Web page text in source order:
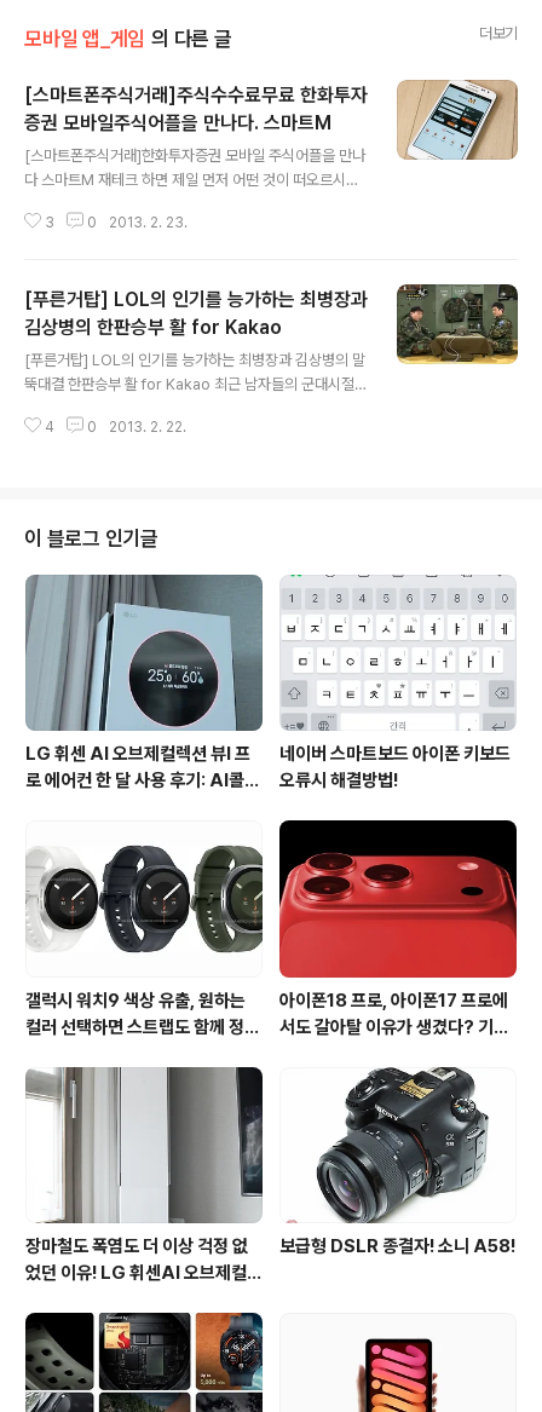
모바일 앱_게임 의 다른 글 더보기
[스마트폰주식거래]주식수수료무료 한화투자
증권 모바일주식어플을 만나다. 스마트M
[스마트폰주식거래]한화투자증권 모바일 주식어플을 만나
다 스마트M 재테크 하면 제일 먼저 어떤 것이 떠오르시나
주식이 아닐까 합니다. 기존에는 적금을 통해 많은 분들이
을 돌리게 만드는 주 원인이 아닐까 합니다. 그렇다면 주식
은 많은 수입을 낼 수 있는 진정한 재테크의 방법인지에 대
한 생각을 하게 됩니다. 주식거래는 주식시장이 열리는 동
안 시시때때로 변동하는 시세 때문에 발 빠른 정보만이 성
공의 지름길이라고 해도 과언이 아닐 정도입니다. 투자증
권이나 증권사마다 스마트폰으로 거래가 가능한 주식어플
3 0 2013. 2. 23.
[푸른거탑] LOL의 인기를 능가하는 최병장과
김상병의 한판승부 활 for Kakao
[푸른거탑] LOL의 인기를 능가하는 최병장과 김상병의 말
뚝대결 한판승부 활 for Kakao 최근 남자들의 군대시절의
다. 군대생활을 경험 했던 분들에게는 추억의 시간을 떠올
군부대 특집 라이벌 매치가 열렸다고 합니다. 카카오톡게
임 활 for Kakao을 통한 두사람의 한판 승부. 푸른거탑 특
집 최병장과 김상병의 대결이 무척 궁금했습니다. 평소에
도 푸른거탑을 자주 보고 있는 시청자로서 최병장과 김상
병의 군부대 특집 라이벌 매치는 놓칠 수 없는 부분이기도
합니다. 꾀병의 신과 단군이래 최강의..
4 0 2013. 2. 22.
이 블로그 인기글
LG 휘센 AI 오브제컬렉션 뷰I 프
로 에어컨 한 달 사용 후기: AI콜드
네이버 스마트보드 아이폰 키보드
오류시 해결방법!
갤럭시 워치9 색상 유출, 원하는
컬러 선택하면 스트랩도 함께 정해
아이폰18 프로, 아이폰17 프로에
서도 갈아탈 이유가 생겼다? 기대
장마철도 폭염도 더 이상 걱정 없
었던 이유! LG 휘센AI 오브제컬렉
사용 후기
보급형 DSLR 종결자! 소니 A58!